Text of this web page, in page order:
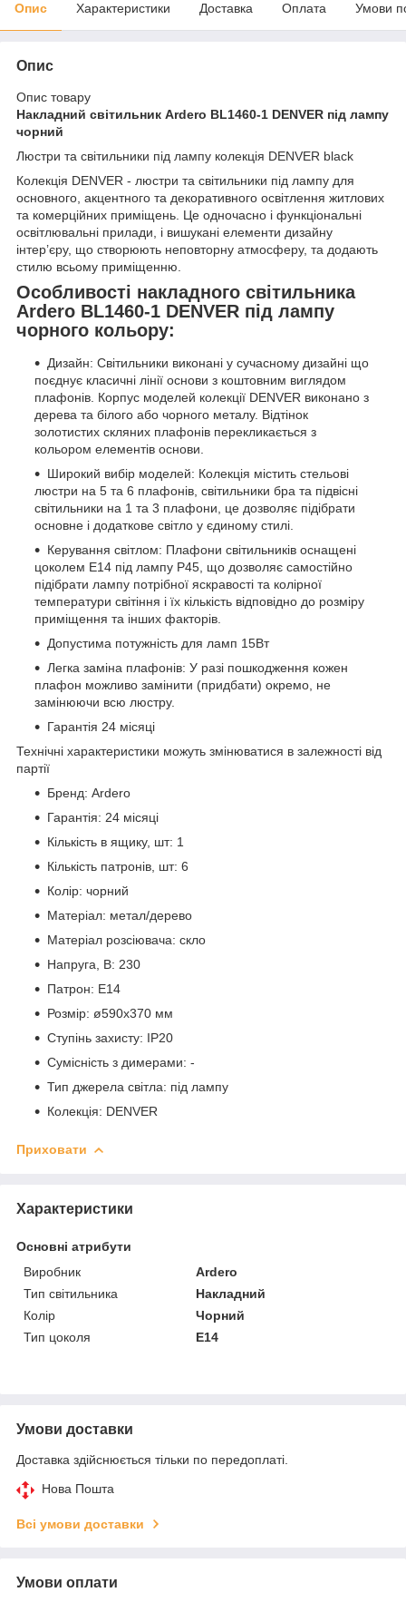
Опис Характеристики Доставка Оплата Умови
Опис
Опис товару
Накладний світильник Ardero BL1460-1 DENVER під лампу
чорний
Люстри та світильники під лампу колекція DENVER black
Колекція DENVER - люстри та світильники під лампу для
основного, акцентного та декоративного освітлення житлових
та комерційних приміщень. Це одночасно і функціональні
освітлювальні прилади, і вишукані елементи дизайну
інтер’єру, що створюють неповторну атмосферу, та додають
стилю всьому приміщенню.
Особливості накладного світильника
Ardero BL1460-1 DENVER під лампу
чорного кольору:
Дизайн: Світильники виконані у сучасному дизайні що
поєднує класичні лінії основи з коштовним виглядом
плафонів. Корпус моделей колекції DENVER виконано з
дерева та білого або чорного металу. Відтінок
золотистих скляних плафонів перекликається з
кольором елементів основи.
Широкий вибір моделей: Колекція містить стельові
люстри на 5 та 6 плафонів, світильники бра та підвісні
світильники на 1 та 3 плафони, це дозволяє підібрати
основне і додаткове світло у єдиному стилі.
Керування світлом: Плафони світильників оснащені
цоколем Е14 під лампу Р45, що дозволяє самостійно
підібрати лампу потрібної яскравості та колірної
температури світіння і їх кількість відповідно до розміру
приміщення та інших факторів.
Допустима потужність для ламп 15Вт
Легка заміна плафонів: У разі пошкодження кожен
плафон можливо замінити (придбати) окремо, не
замінюючи всю люстру.
Гарантія 24 місяці
Технічні характеристики можуть змінюватися в залежності від
партії
Бренд: Ardero
Гарантія: 24 місяці
Кількість в ящику, шт: 1
Кількість патронів, шт: 6
Колір: чорний
Матеріал: метал/дерево
Матеріал розсіювача: скло
Напруга, В: 230
Патрон: E14
Розмір: ø590х370 мм
Ступінь захисту: IP20
Сумісність з димерами: -
Тип джерела світла: під лампу
Колекція: DENVER
Приховати
Характеристики
Основні атрибути
Виробник
Ardero
Тип світильника
Накладний
Колір
Чорний
Тип цоколя
E14
Умови доставки
Доставка здійснюється тільки по передоплаті.
Нова Пошта
Всі умови доставки
Умови оплати